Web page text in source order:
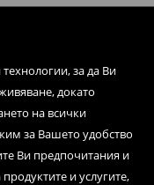
за да Ви
докато
на всички
за Вашето удобство
Ви предпочитания и
и услугите,